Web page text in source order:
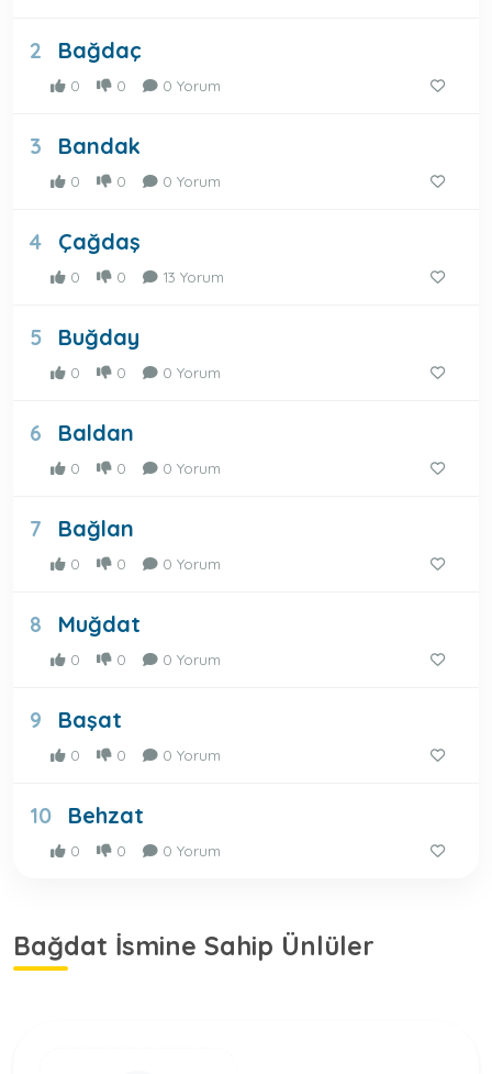
2 Bağdaç
0 0 0 Yorum
3 Bandak
0 0 0 Yorum
4 Çağdaş
0 0 13 Yorum
5 Buğday
0 0 0 Yorum
6 Baldan
0 0 0 Yorum
7 Bağlan
0 0 0 Yorum
8 Muğdat
0 0 0 Yorum
9 Başat
0 0 0 Yorum
10 Behzat
0 0 0 Yorum
Bağdat İsmine Sahip Ünlüler